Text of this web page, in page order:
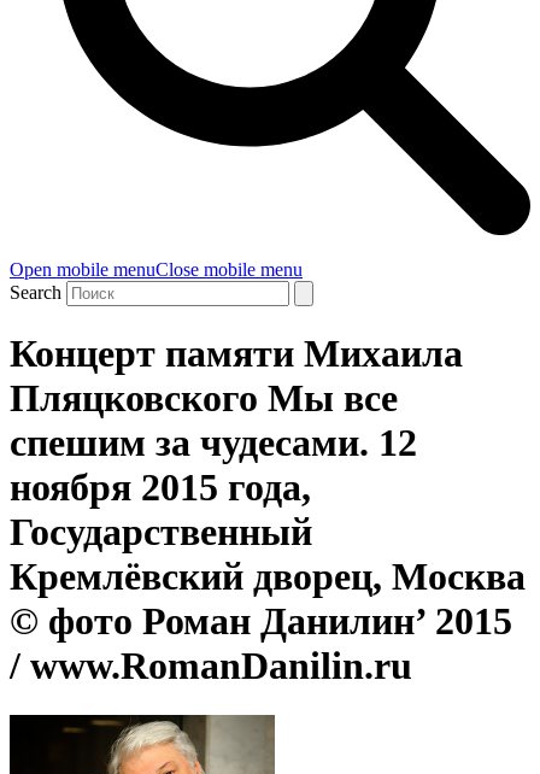
Open mobile menuClose mobile menu
Search
Концерт памяти Михаила
Пляцковского Мы все
спешим за чудесами. 12
ноября 2015 года,
Государственный
Кремлёвский дворец, Москва
© фото Роман Данилин’ 2015
/ www.RomanDanilin.ru